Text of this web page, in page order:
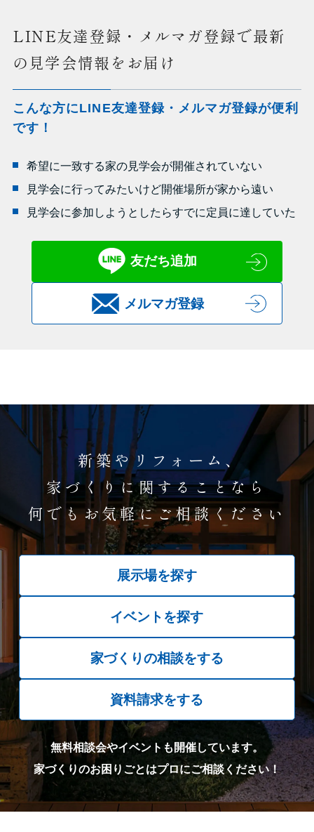
LINE友達登録・メルマガ登録で最新
の見学会情報をお届け
こんな方にLINE友達登録・メルマガ登録が便利
です！
希望に一致する家の見学会が開催されていない
見学会に行ってみたいけど開催場所が家から遠い
見学会に参加しようとしたらすでに定員に達していた
友だち追加
メルマガ登録
新築やリフォーム、
家づくりに関することなら
何でもお気軽にご相談ください
展示場を探す
イベントを探す
家づくりの相談をする
資料請求をする
無料相談会やイベントも開催しています。
家づくりのお困りごとはプロにご相談ください！